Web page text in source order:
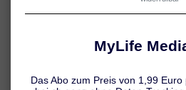
Mückenstiche: Fakten
Wussten Sie, dass nur die weiblichen